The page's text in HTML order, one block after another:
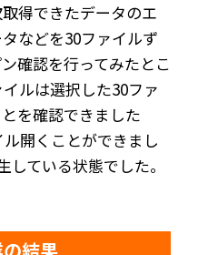
得できたデータのエ
などを30ファイルず
確認を行ってみたとこ
ルは選択した30ファ
を確認できました
開くことができまし
ている状態でした。